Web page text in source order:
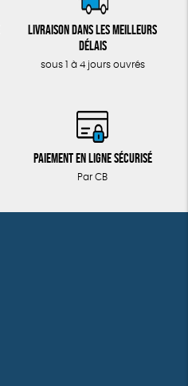
Livraison dans les meilleurs
délais
sous 1 à 4 jours ouvrés
Paiement en ligne sécurisé
Par CB